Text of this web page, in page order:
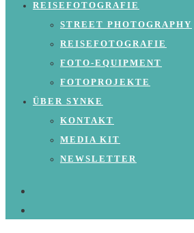
REISEFOTOGRAFIE
STREET PHOTOGRAPHY
REISEFOTOGRAFIE
FOTO-EQUIPMENT
FOTOPROJEKTE
ÜBER SYNKE
KONTAKT
MEDIA KIT
NEWSLETTER